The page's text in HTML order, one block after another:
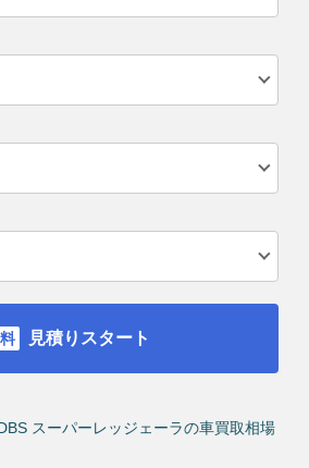
見積りスタート
スーパーレッジェーラの車買取相場